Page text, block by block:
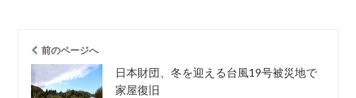
前のページへ
日本財団、冬を迎える台風19号被災地で
家屋復旧